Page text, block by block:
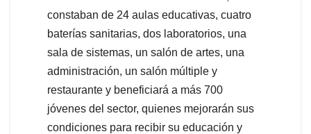
constaban de 24 aulas educativas, cuatro
baterías sanitarias, dos laboratorios, una
sala de sistemas, un salón de artes, una
administración, un salón múltiple y
restaurante y beneficiará a más 700
jóvenes del sector, quienes mejorarán sus
condiciones para recibir su educación y